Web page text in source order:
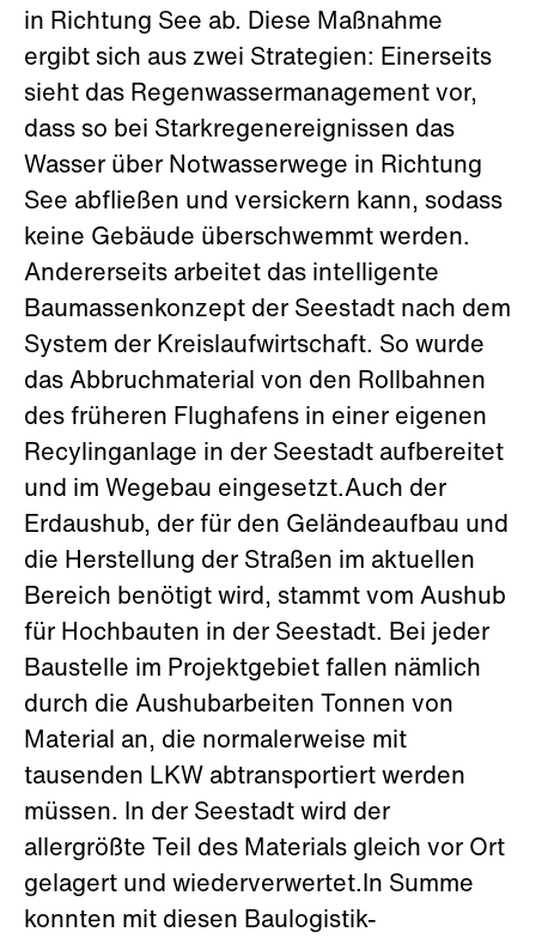
in Richtung See ab. Diese Maßnahme
ergibt sich aus zwei Strategien: Einerseits
sieht das Regenwassermanagement vor,
dass so bei Starkregenereignissen das
Wasser über Notwasserwege in Richtung
See abfließen und versickern kann, sodass
keine Gebäude überschwemmt werden.
Andererseits arbeitet das intelligente
Baumassenkonzept der Seestadt nach dem
System der Kreislaufwirtschaft. So wurde
das Abbruchmaterial von den Rollbahnen
des früheren Flughafens in einer eigenen
Recylinganlage in der Seestadt aufbereitet
und im Wegebau eingesetzt.Auch der
Erdaushub, der für den Geländeaufbau und
die Herstellung der Straßen im aktuellen
Bereich benötigt wird, stammt vom Aushub
für Hochbauten in der Seestadt. Bei jeder
Baustelle im Projektgebiet fallen nämlich
durch die Aushubarbeiten Tonnen von
Material an, die normalerweise mit
tausenden LKW abtransportiert werden
müssen. In der Seestadt wird der
allergrößte Teil des Materials gleich vor Ort
gelagert und wiederverwertet.In Summe
konnten mit diesen Baulogistik-